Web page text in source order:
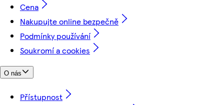
Cena
Nakupujte online bezpečně
Podmínky používání
Soukromí a cookies
O nás
Přístupnost